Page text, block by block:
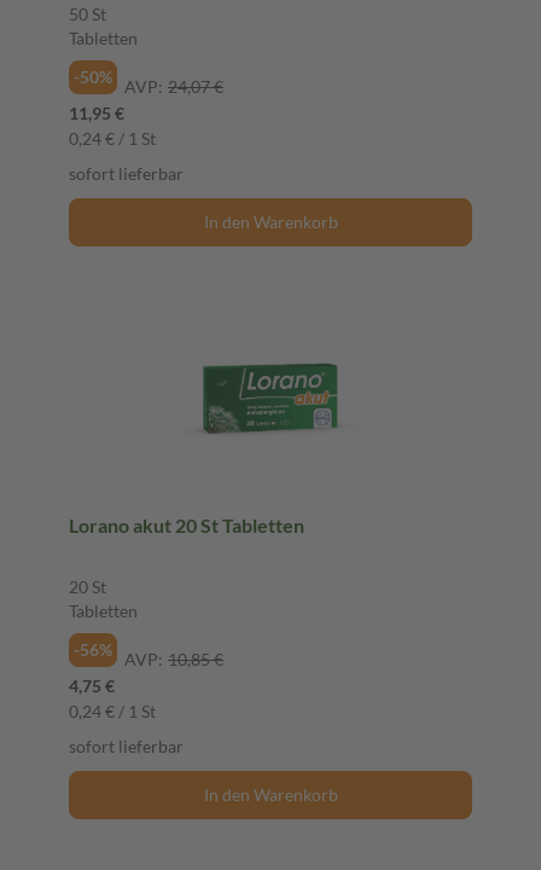
50 St
Tabletten
-50%
AVP: 24,07 €
11,95 €
0,24 € / 1 St
sofort lieferbar
In den Warenkorb
Lorano akut 20 St Tabletten
20 St
Tabletten
-56%
AVP: 10,85 €
4,75 €
0,24 € / 1 St
sofort lieferbar
In den Warenkorb